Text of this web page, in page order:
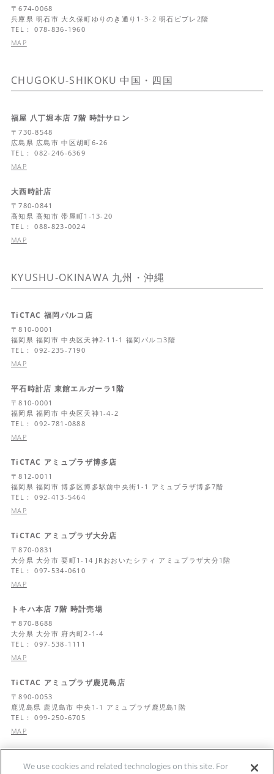
〒674-0068
兵庫県明石市 大久保町ゆりのき通り1-3-2 明石ビブレ2階
TEL： 078-836-1960
MAP
CHUGOKU-SHIKOKU 中国・四国
福屋 八丁堀本店 7階 時計サロン
〒730-8548
広島県 広島市 中区胡町6-26
TEL： 082-246-6369
MAP
大西時計店
〒780-0841
高知県高知市 帯屋町1-13-20
TEL： 088-823-0024
MAP
KYUSHU-OKINAWA 九州・沖縄
TiCTAC 福岡パルコ店
〒810-0001
福岡県福岡市 中央区天神2-11-1 福岡パルコ3階
TEL： 092-235-7190
MAP
平石時計店 東館エルガーラ1階
〒810-0001
福岡県福岡市 中央区天神1-4-2
TEL： 092-781-0888
MAP
TiCTAC アミュプラザ博多店
〒812-0011
福岡県福岡市 博多区博多駅前中央街1-1 アミュプラザ博多7階
TEL： 092-413-5464
MAP
TiCTAC アミュプラザ大分店
〒870-0831
大分県大分市 要町1-14 JRおおいたシティ アミュプラザ大分1階
TEL： 097-534-0610
MAP
トキハ本店 7階 時計売場
〒870-8688
大分県大分市 府内町2-1-4
TEL： 097-538-1111
MAP
TiCTAC アミュプラザ鹿児島店
〒890-0053
鹿児島県 鹿児島市 中央1-1 アミュプラザ鹿児島1階
TEL： 099-250-6705
MAP
892-0826
We use cookies and related technologies on this site. For